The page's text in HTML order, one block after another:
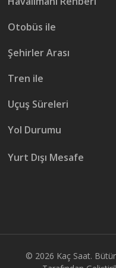
Otobüs ile
Şehirler Arası
Tren ile
Uçuş Süreleri
Yol Durumu
Yurt Dışı Mesafe
© 2026 Kaç Saat.